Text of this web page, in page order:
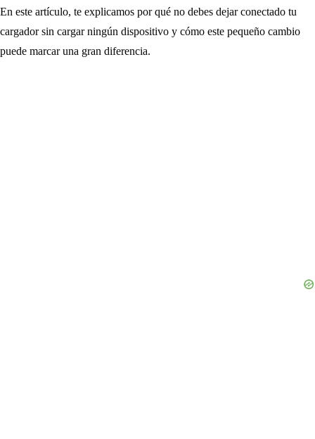
En este artículo, te explicamos por qué no debes dejar conectado tu
cargador sin cargar ningún dispositivo y cómo este pequeño cambio
puede marcar una gran diferencia.